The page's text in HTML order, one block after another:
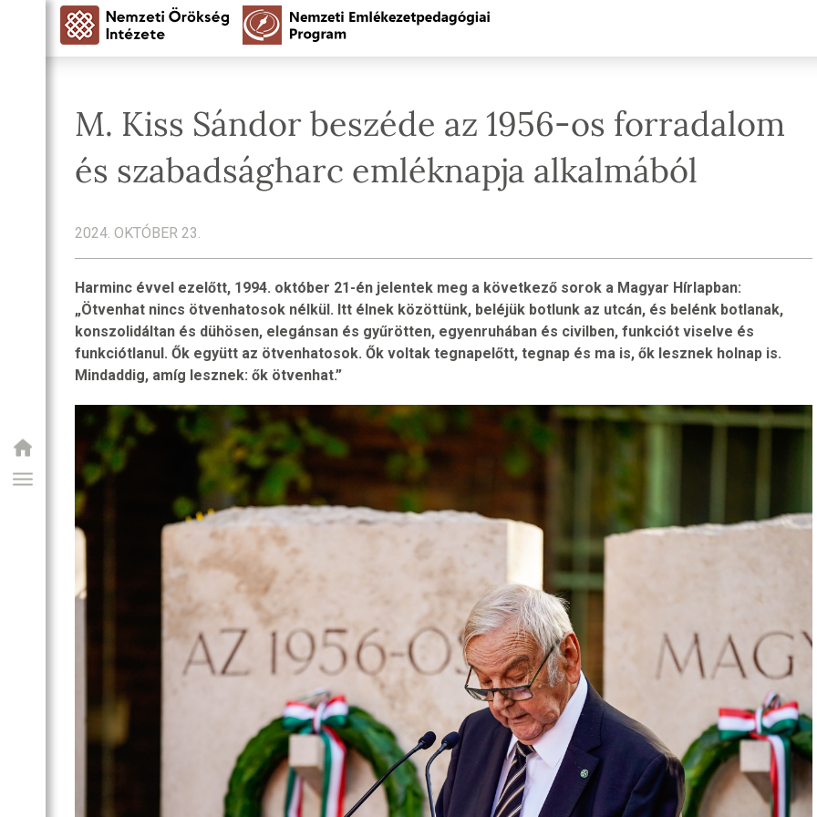
M. Kiss Sándor beszéde az 1956-os forradalom
és szabadságharc emléknapja alkalmából
2024. OKTÓBER 23.
Harminc évvel ezelőtt, 1994. október 21-én jelentek meg a következő sorok a Magyar Hírlapban:
„Ötvenhat nincs ötvenhatosok nélkül. Itt élnek közöttünk, beléjük botlunk az utcán, és belénk botlanak,
konszolidáltan és dühösen, elegánsan és gyűrötten, egyenruhában és civilben, funkciót viselve és
funkciótlanul. Ők együtt az ötvenhatosok. Ők voltak tegnapelőtt, tegnap és ma is, ők lesznek holnap is.
Mindaddig, amíg lesznek: ők ötvenhat.”